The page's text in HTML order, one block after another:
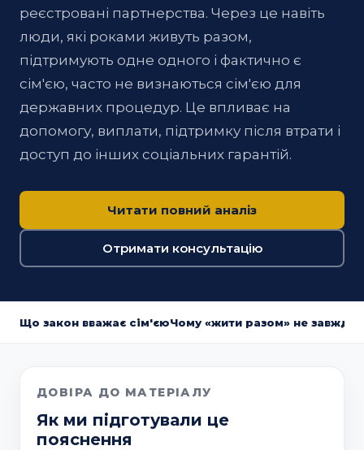
реєстровані партнерства. Через це навіть
люди, які роками живуть разом,
підтримують одне одного і фактично є
сім'єю, часто не визнаються сім'єю для
державних процедур. Це впливає на
допомогу, виплати, підтримку після втрати і
доступ до інших соціальних гарантій.
Читати повний аналіз
Отримати консультацію
Що закон вважає сім'єюЧому «жити разом» не завжди
ДОВІРА ДО МАТЕРІАЛУ
Як ми підготували це
пояснення